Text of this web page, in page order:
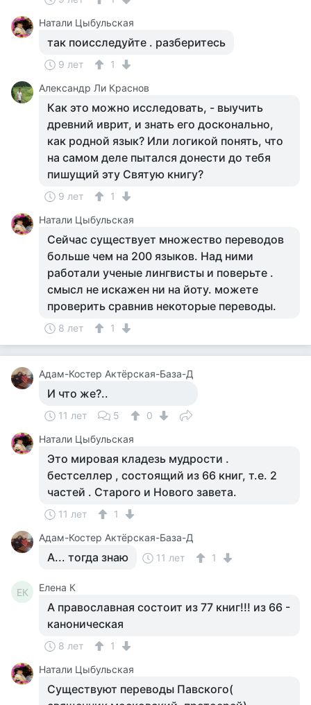
Натали Цыбульская
так поисследуйте . разберитесь
9 лет
1
Александр Ли Краснов
Как это можно исследовать, - выучить
древний иврит, и знать его досконально,
как родной язык? Или логикой понять, что
на самом деле пытался донести до тебя
пишущий эту Святую книгу?
9 лет
1
Натали Цыбульская
Сейчас существует множество переводов
больше чем на 200 языков. Над ними
работали ученые лингвисты и поверьте .
смысл не искажен ни на йоту. можете
проверить сравнив некоторые переводы.
8 лет 1
Адам-Костер Актёрская-База-Д
И что же?..
11 лет 5
0
Натали Цыбульская
Это мировая кладезь мудрости .
бестселлер , состоящий из 66 книг, т.е. 2
частей . Старого и Нового завета.
11 лет
1
Адам-Костер Актёрская-База-Д
А... тогда знаю 11 лет 1
ЕК Елена К
А православная состоит из 77 книг!!! из 66 -
каноническая
8 лет
1
Натали Цыбульская
Существуют переводы Павского(